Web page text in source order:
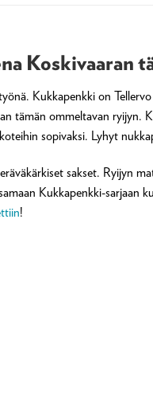
Koskivaaran
Kukkapenkki on
tämän ommeltavan ryijyn.
sopivaksi. Lyhyt
sakset. Ryijyn
Kukkapenkki-
!